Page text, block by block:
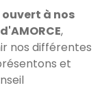
ouvert à nos
,
nos différentes
et